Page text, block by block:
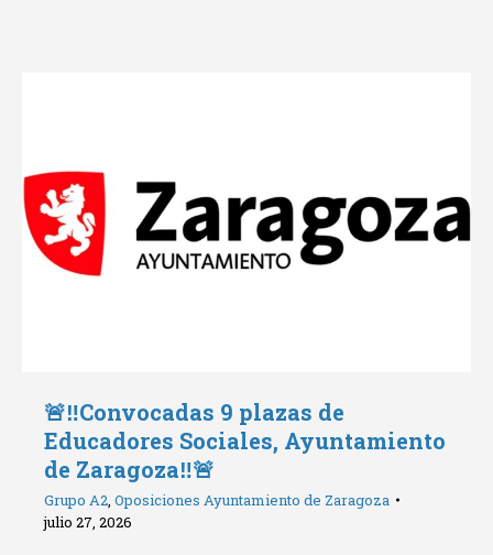
🚨‼️Convocadas 9 plazas de
Educadores Sociales, Ayuntamiento
de Zaragoza‼️🚨
Grupo A2, Oposiciones Ayuntamiento de Zaragoza
julio 27, 2026